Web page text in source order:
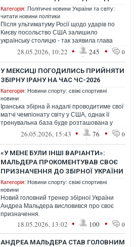
Категорія: Політичні новини України та світу:
читати новини політики
Після ультиматуму Росії щодо ударів по
Києву посольство США залишило
українську столицю - так заявила глава
дипломатії ЄС. В МЗС України
28.05.2026, 10:22 • 245 • 0
У МЕКСИЦІ ПОГОДИЛИСЬ ПРИЙНЯТИ
ЗБІРНУ ІРАНУ НА ЧАС ЧС-2026
Категорія: Новини спорту: свіжі спортивні
новини
Іранська збірна й надалі проводитиме свої
матчі чемпіонату світу у США, однак її
тренувальна база буде розташована у
Тіхуані.26.05.2026, 15:43 • 76 • 0
«У МЕНЕ БУЛИ ІНШІ ВАРІАНТИ»:
МАЛЬДЕРА ПРОКОМЕНТУВАВ СВОЄ
ПРИЗНАЧЕННЯ ДО ЗБІРНОЇ УКРАЇНИ
Категорія: Новини спорту: свіжі спортивні
новини
Новий головний тренер збірної України
Андреа Мальдера висловився про своє
призначення.
18.05.2026, 13:02 • 100 • 0
АНДРЕА МАЛЬДЕРА СТАВ ГОЛОВНИМ